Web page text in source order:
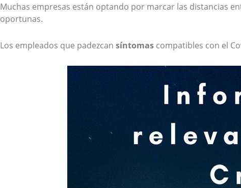
Muchas empresas están optando por marcar las distancias
oportunas.
Los empleados que padezcan síntomas compatibles con el